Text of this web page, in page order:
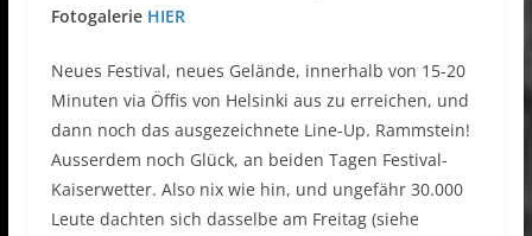
Fotogalerie HIER
Neues Festival, neues Gelände, innerhalb von 15-20
Minuten via Öffis von Helsinki aus zu erreichen, und
dann noch das ausgezeichnete Line-Up. Rammstein!
Ausserdem noch Glück, an beiden Tagen Festival-
Kaiserwetter. Also nix wie hin, und ungefähr 30.000
Leute dachten sich dasselbe am Freitag (siehe